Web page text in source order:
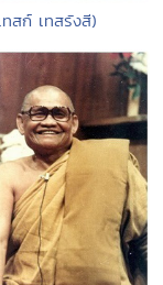
สก์ เทสรังสี)